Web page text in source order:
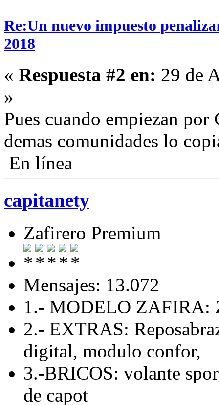
Re:Un nuevo impuesto
2018
« Respuesta #2 en: 29 de
»
Pues cuando empiezan
demas comunidades lo
En línea
capitanety
Zafirero Premium
Mensajes: 13.072
1.- MODELO ZAFIRA:
2.- EXTRAS:
digital, modulo confor,
3.-BRICOS: volante
de capot